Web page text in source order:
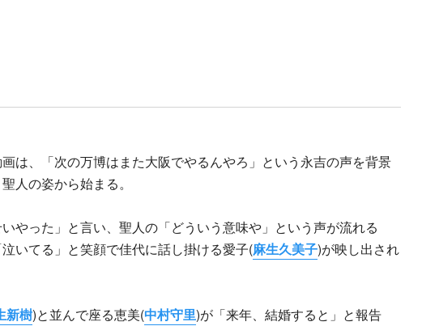
は、「次の万博はまた大阪でやるんやろ」という永吉の声を背景
人の姿から始まる。
やった」と言い、聖人の「どういう意味や」という声が流れる
いてる」と笑顔で佳代に話し掛ける愛子(麻生久美子)が映し出され
新樹)と並んで座る恵美(中村守里)が「来年、結婚すると」と報告